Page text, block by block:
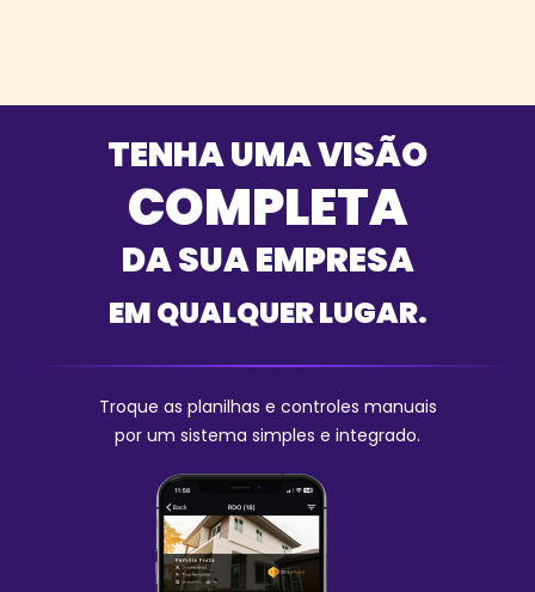
TENHA UMA VISÃO
COMPLETA
DA SUA EMPRESA
EM QUALQUER LUGAR.
Troque as planilhas e controles manuais
por um sistema simples e integrado.